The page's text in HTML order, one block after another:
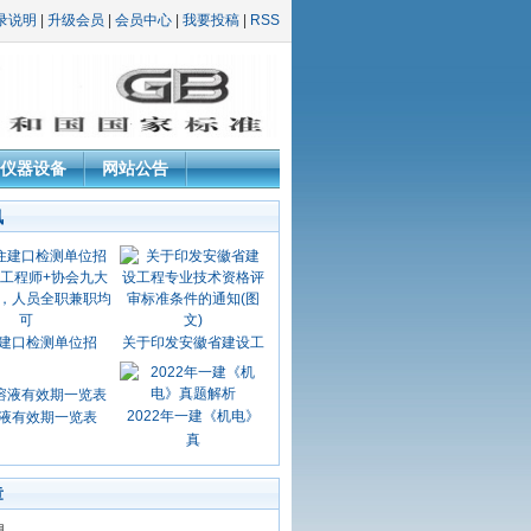
说明 升级会员 会员中心 我要投稿 RSS
仪器设备 网站公告
口检测单位招 关于印发安徽省建设工
有效期一览表
2022年一建《机电》
真